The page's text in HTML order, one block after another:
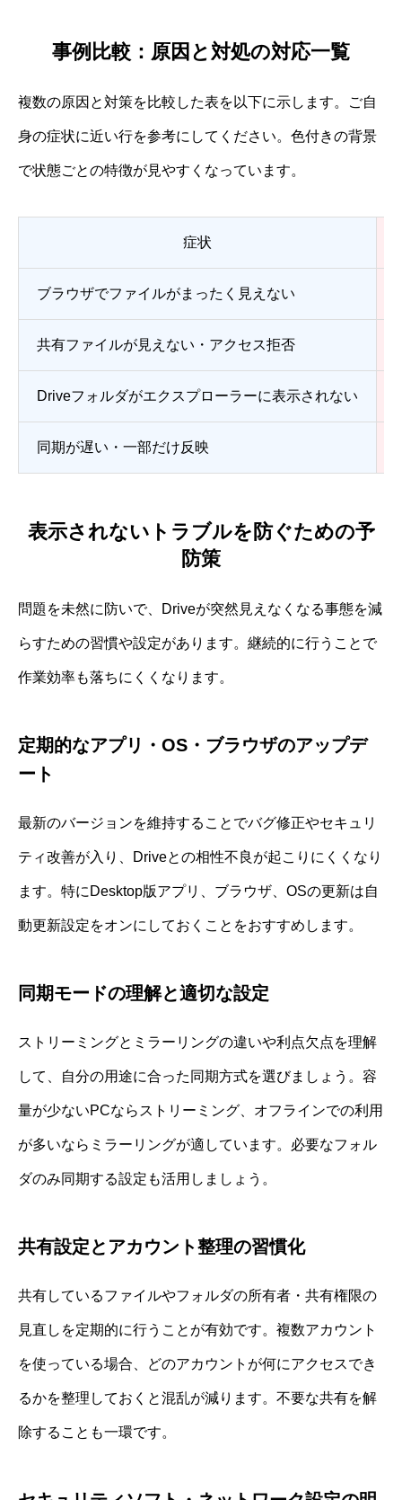
事例比較：原因と対処の対応一覧
複数の原因と対策を比較した表を以下に示します。ご自
身の症状に近い行を参考にしてください。色付きの背景
で状態ごとの特徴が見やすくなっています。
症状
ブラウザでファイルがまったく見えない
共有ファイルが見えない・アクセス拒否
Driveフォルダがエクスプローラーに表示されない
同期が遅い・一部だけ反映
表示されないトラブルを防ぐための予
防策
問題を未然に防いで、Driveが突然見えなくなる事態を減
らすための習慣や設定があります。継続的に行うことで
作業効率も落ちにくくなります。
定期的なアプリ・OS・ブラウザのアップデ
ート
最新のバージョンを維持することでバグ修正やセキュリ
ティ改善が入り、Driveとの相性不良が起こりにくくなり
ます。特にDesktop版アプリ、ブラウザ、OSの更新は自
動更新設定をオンにしておくことをおすすめします。
同期モードの理解と適切な設定
ストリーミングとミラーリングの違いや利点欠点を理解
して、自分の用途に合った同期方式を選びましょう。容
量が少ないPCならストリーミング、オフラインでの利用
が多いならミラーリングが適しています。必要なフォル
ダのみ同期する設定も活用しましょう。
共有設定とアカウント整理の習慣化
共有しているファイルやフォルダの所有者・共有権限の
見直しを定期的に行うことが有効です。複数アカウント
を使っている場合、どのアカウントが何にアクセスでき
るかを整理しておくと混乱が減ります。不要な共有を解
除することも一環です。